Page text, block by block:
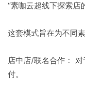
“素咖云超线下探索店
这套模式旨在为不同
店中店/联名合作：
付。